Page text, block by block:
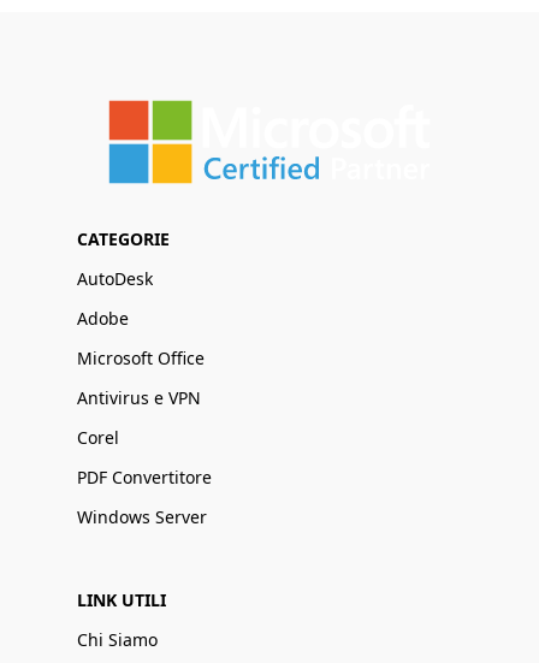
CATEGORIE
AutoDesk
Adobe
Microsoft Office
Antivirus e VPN
Corel
PDF Convertitore
Windows Server
LINK UTILI
Chi Siamo